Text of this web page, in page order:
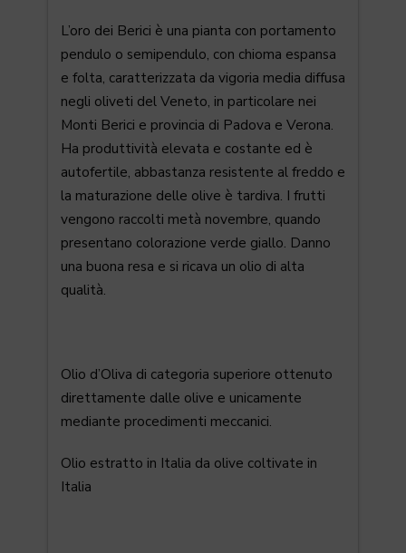
L’oro dei Berici è una pianta con portamento
pendulo o semipendulo, con chioma espansa
e folta, caratterizzata da vigoria media diffusa
negli oliveti del Veneto, in particolare nei
Monti Berici e provincia di Padova e Verona.
Ha produttività elevata e costante ed è
autofertile, abbastanza resistente al freddo e
la maturazione delle olive è tardiva. I frutti
vengono raccolti metà novembre, quando
presentano colorazione verde giallo. Danno
una buona resa e si ricava un olio di alta
qualità.
Olio d’Oliva di categoria superiore ottenuto
direttamente dalle olive e unicamente
mediante procedimenti meccanici.
Olio estratto in Italia da olive coltivate in
Italia